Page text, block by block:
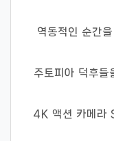
역동적인 순간
주토피아 덕후들
4K 액션 카메라